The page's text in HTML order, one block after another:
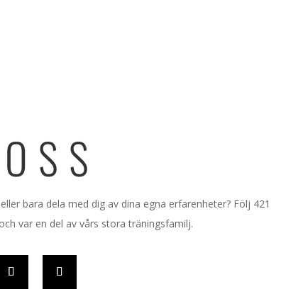
bara dela med dig av dina egna erfarenheter? Följ 421
var en del av vårs stora träningsfamilj.